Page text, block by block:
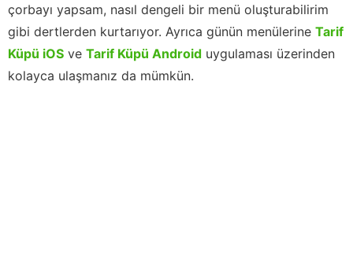
çorbayı yapsam, nasıl dengeli bir menü oluşturabilirim
gibi dertlerden kurtarıyor. Ayrıca günün menülerine Tarif
Küpü iOS ve Tarif Küpü Android uygulaması üzerinden
kolayca ulaşmanız da mümkün.